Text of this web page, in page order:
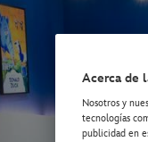
Acerca de
Nosotros y
tecnologías
publicidad en